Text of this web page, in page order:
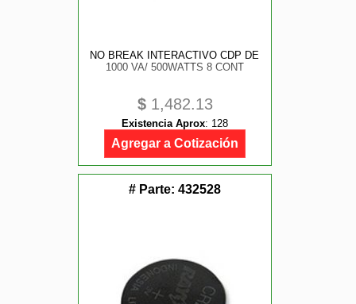
NO BREAK INTERACTIVO CDP DE
1000 VA/ 500WATTS 8 CONT
$1,482.13
Existencia Aprox: 128
Agregar a Cotización
# Parte: 432528